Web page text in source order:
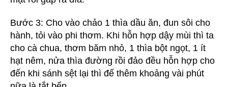
Bước 3: Cho vào chảo 1 thìa dầu ăn, đun sôi cho
hành, tỏi vào phi thơm. Khi hỗn hợp dậy mùi thì ta
cho cà chua, thơm băm nhỏ, 1 thìa bột ngọt, 1 ít
hạt nêm, nửa thìa đường rồi đảo đều hỗn hợp cho
đến khi sánh sệt lại thì để thêm khoảng vài phút